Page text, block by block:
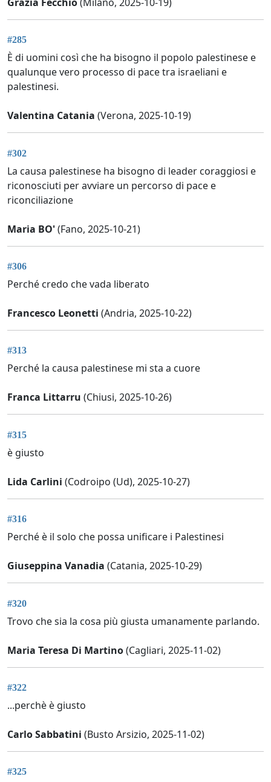
#285
È di uomini così che ha bisogno il popolo palestinese e
qualunque vero processo di pace tra israeliani e
palestinesi.
Valentina Catania (Verona, 2025-10-19)
#302
La causa palestinese ha bisogno di leader coraggiosi e
riconosciuti per avviare un percorso di pace e
riconciliazione
Maria BO'(Fano, 2025-10-21)
#306
Perché credo che vada liberato
Francesco Leonetti (Andria, 2025-10-22)
#313
Perché la causa palestinese mi sta a cuore
Franca Littarru (Chiusi, 2025-10-26)
#315
è giusto
Lida Carlini (Codroipo (Ud), 2025-10-27)
#316
Perché è il solo che possa unificare i Palestinesi
Giuseppina Vanadia (Catania, 2025-10-29)
#320
Trovo che sia la cosa più giusta umanamente parlando.
Maria Teresa Di Martino(Cagliari, 2025-11-02)
#322
...perchè è giusto
Carlo Sabbatini (Busto Arsizio, 2025-11-02)
#325